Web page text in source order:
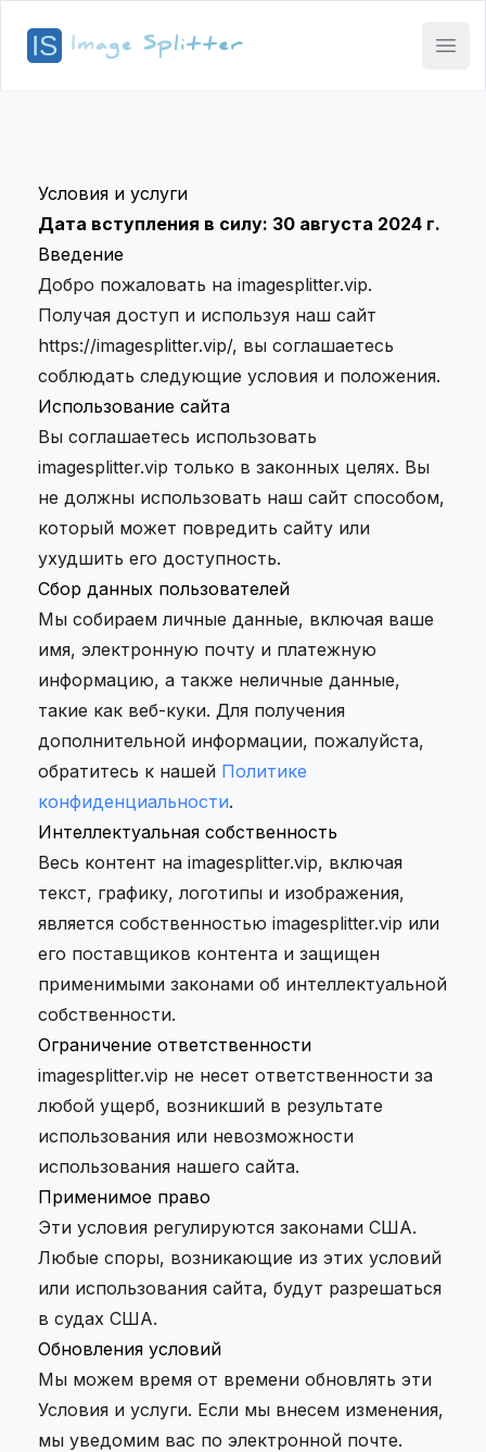
Условия и услуги
Дата вступления в силу: 30 августа 2024 г.
Введение
Добро пожаловать на imagesplitter.vip.
Получая доступ и используя наш сайт
https://imagesplitter.vip/, вы соглашаетесь
соблюдать следующие условия и положения.
Использование сайта
Вы соглашаетесь использовать
imagesplitter.vip только в законных целях. Вы
не должны использовать наш сайт способом,
который может повредить сайту или
ухудшить его доступность.
Сбор данных пользователей
Мы собираем личные данные, включая ваше
имя, электронную почту и платежную
информацию, а также неличные данные,
такие как веб-куки. Для получения
дополнительной информации, пожалуйста,
обратитесь к нашей Политике
конфиденциальности.
Интеллектуальная собственность
Весь контент на imagesplitter.vip, включая
текст, графику, логотипы и изображения,
является собственностью imagesplitter.vip или
его поставщиков контента и защищен
применимыми законами об интеллектуальной
собственности.
Ограничение ответственности
imagesplitter.vip не несет ответственности за
любой ущерб, возникший в результате
использования или невозможности
использования нашего сайта.
Применимое право
Эти условия регулируются законами США.
Любые споры, возникающие из этих условий
или использования сайта, будут разрешаться
в судах США.
Обновления условий
Мы можем время от времени обновлять эти
Условия и услуги. Если мы внесем изменения,
мы уведомим вас по электронной почте.